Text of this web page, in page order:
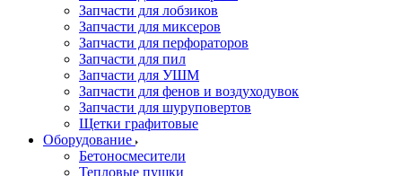
Запчасти для лобзиков
Запчасти для миксеров
Запчасти для перфораторов
Запчасти для пил
Запчасти для УШМ
Запчасти для фенов и воздуходувок
Запчасти для шуруповертов
Щетки графитовые
Оборудование
Бетоносмесители
Тепловые пушки